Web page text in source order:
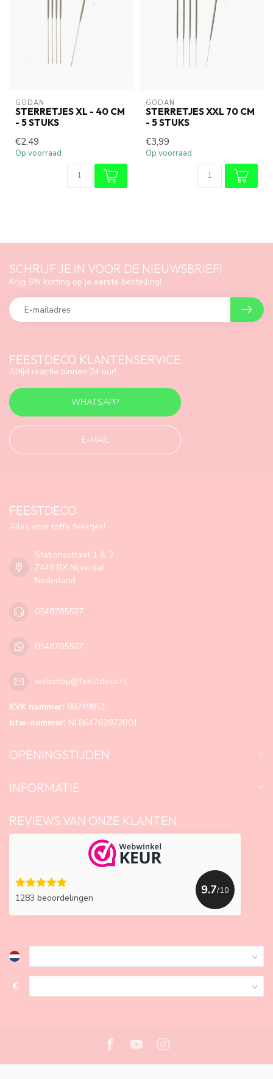
GODAN
STERRETJES XL - 40 CM
- 5 STUKS
€2,49
Op voorraad
GODAN
STERRETJES XXL 70 CM
- 5 STUKS
€3,99
Op voorraad
FEESTDECO KLANTENSERVICE
Altijd reactie binnen 24 uur!
WHATSAPP
E-MAIL
SCHRIJF JE IN VOOR DE NIEUWSBRIEF!
Krijg 5% korting op je eerste bestelling!
FEESTDECO
Alles voor toffe feestjes!
Stationsstraat 1 & 2
7443 BX Nijverdal
Nederland
0548785527
0548785527
webshop@feestdeco.nl
KVK nummer: 88749851
btw-nummer: NL864762872B01
OPENINGSTIJDEN
INFORMATIE
REVIEWS VAN ONZE KLANTEN
1283 beoordelingen
9.7/10
€